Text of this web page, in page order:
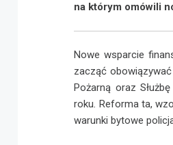
na którym omówili
Nowe wsparcie
zacząć
Pożarną oraz
roku. Reforma ta,
warunki bytowe